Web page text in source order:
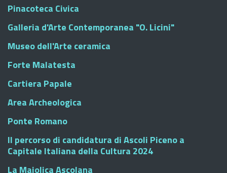
Pinacoteca Civica
Galleria d'Arte Contemporanea "O. Licini"
Museo dell'Arte ceramica
Forte Malatesta
Cartiera Papale
Area Archeologica
Ponte Romano
Il percorso di candidatura di Ascoli Piceno a
Capitale Italiana della Cultura 2024
La Maiolica Ascolana